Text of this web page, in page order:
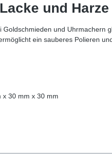
und
Goldschmieden und Uhrmachern
ein sauberes Polieren
x 30 mm x 30 mm